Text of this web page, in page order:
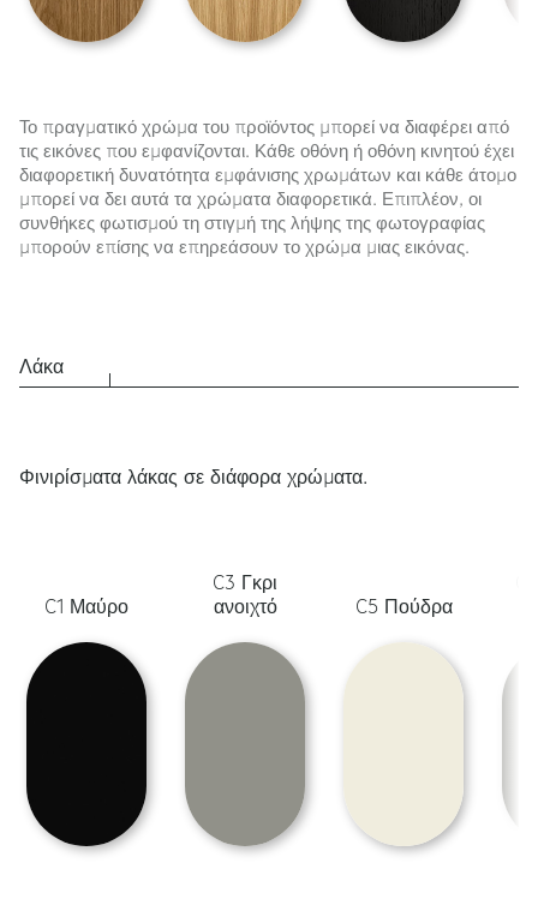
Το πραγματικό χρώμα του προϊόντος μπορεί να διαφέρει από
τις εικόνες που εμφανίζονται. Κάθε οθόνη ή οθόνη κινητού έχει
διαφορετική δυνατότητα εμφάνισης χρωμάτων και κάθε άτομο
μπορεί να δει αυτά τα χρώματα διαφορετικά. Επιπλέον, οι
συνθήκες φωτισμού τη στιγμή της λήψης της φωτογραφίας
μπορούν επίσης να επηρεάσουν το χρώμα μιας εικόνας.
Λάκα
Φινιρίσματα λάκας σε διάφορα χρώματα.
C1 Μαύρο
C3 Γκρι
ανοιχτό
C5 Πούδρα